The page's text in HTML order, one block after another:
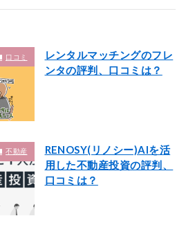
口コミ
レンタルマッチングのフレ
ンタの評判、口コミは？
不動産
RENOSY(リノシー)AIを活
用した不動産投資の評判、
口コミは？